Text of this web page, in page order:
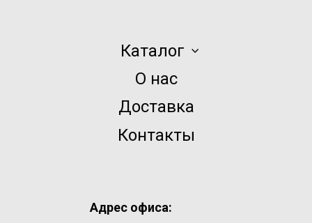
Каталог
О нас
Доставка
Контакты
Адрес офиса: